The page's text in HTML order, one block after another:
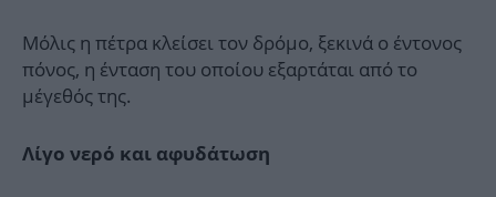
Μόλις η πέτρα κλείσει τον δρόμο, ξεκινά ο έντονος
πόνος, η ένταση του οποίου εξαρτάται από το
μέγεθός της.
Λίγο νερό και αφυδάτωση